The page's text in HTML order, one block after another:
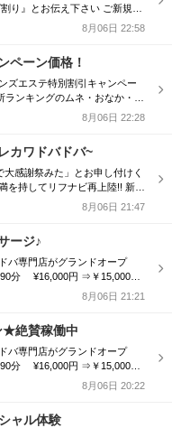
用不可※
8月06日 22:58
ペーン価格！
ズエステ特別割引キャンペー
ンキングのムネ・おなか・ヒ
お1人様1回限りの特別体験価
。
8月06日 22:28
カワドバドバ~
イスペ美女たちとの時間をぜ
8月06日 21:47
ージ♪
バ専門店がグランドオープ
⇒￥25,000円 180分 ￥31,0
8月06日 21:21
★絶賛稼働中
バ専門店がグランドオープ
⇒￥25,000円 180分 ￥31,0
8月06日 20:22
ャル体験